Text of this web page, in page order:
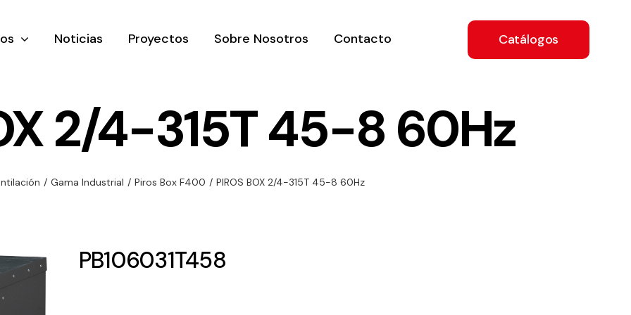
y
de
y
Ventilación
ventilación
Iluminación
Noticias Proyectos Sobre Nosotros Contacto Catálogos
2/4-315T 45-8 60Hz
/ Gama Industrial / Piros Box F400 / PIROS BOX 2/4-315T 45-8 60Hz
PB106031T458